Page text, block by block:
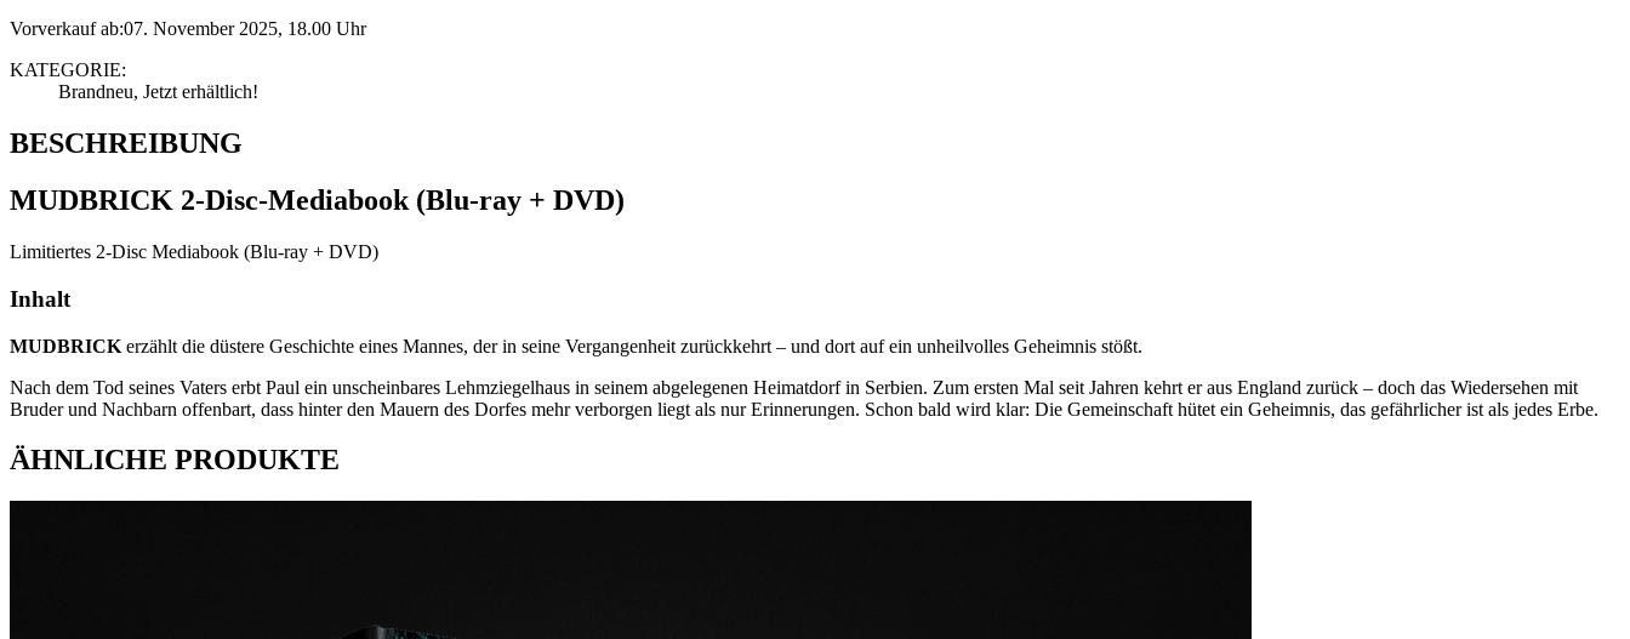
Vorverkauf ab:07. November 2025, 18.00 Uhr
KATEGORIE:
Brandneu, Jetzt erhältlich!
BESCHREIBUNG
MUDBRICK 2-Disc-Mediabook (Blu-ray + DVD)
Limitiertes 2-Disc Mediabook (Blu-ray + DVD)
Inhalt
MUDBRICK erzählt die düstere Geschichte eines Mannes, der in seine Vergangenheit zurückkehrt – und dort auf ein unheilvolles Geheimnis stößt.
Nach dem Tod seines Vaters erbt Paul ein unscheinbares Lehmziegelhaus in seinem abgelegenen Heimatdorf in Serbien. Zum ersten Mal seit Jahren kehrt er aus England zurück – doch das Wiedersehen mit
Bruder und Nachbarn offenbart, dass hinter den Mauern des Dorfes mehr verborgen liegt als nur Erinnerungen. Schon bald wird klar: Die Gemeinschaft hütet ein Geheimnis, das gefährlicher ist als jedes Erbe.
ÄHNLICHE PRODUKTE